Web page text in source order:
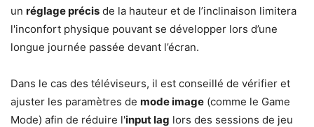
un réglage précis de la hauteur et de l’inclinaison limitera
l'inconfort physique pouvant se développer lors d’une
longue journée passée devant l’écran.
Dans le cas des téléviseurs, il est conseillé de vérifier et
ajuster les paramètres de mode image (comme le Game
Mode) afin de réduire l'input lag lors des sessions de jeu